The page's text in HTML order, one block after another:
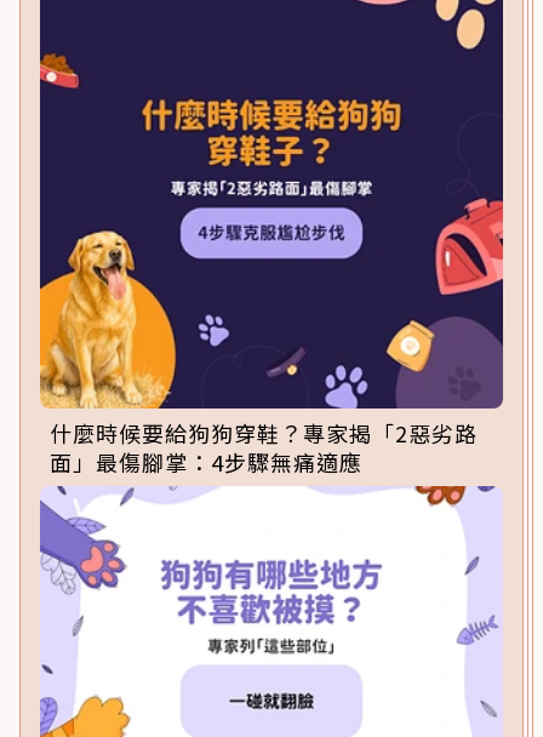
什麼時候要給狗狗穿鞋？專家揭「2惡劣路
面」最傷腳掌：4步驟無痛適應